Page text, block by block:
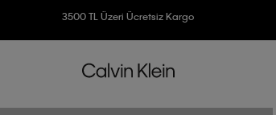
3500 TL Üzeri Ücretsiz Kargo